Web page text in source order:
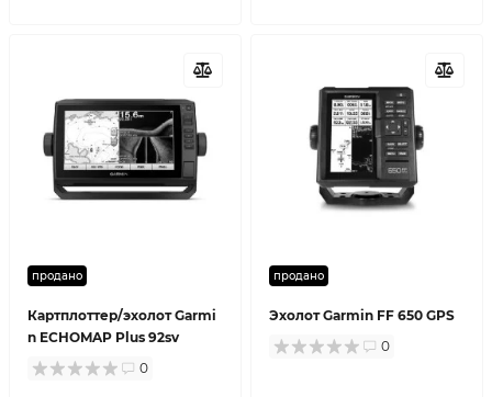
продано
Картплоттер/эхолот Garmi
n ECHOMAP Plus 92sv
0
продано
Эхолот Garmin FF 650 GPS
0